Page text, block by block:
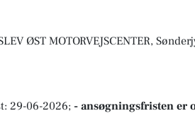
ØST MOTORVEJSCENTER,
29-06-2026; - ansøgningsfristen er